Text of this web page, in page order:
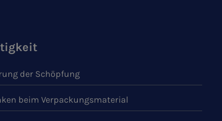
der Schöpfung
beim Verpackungsmaterial